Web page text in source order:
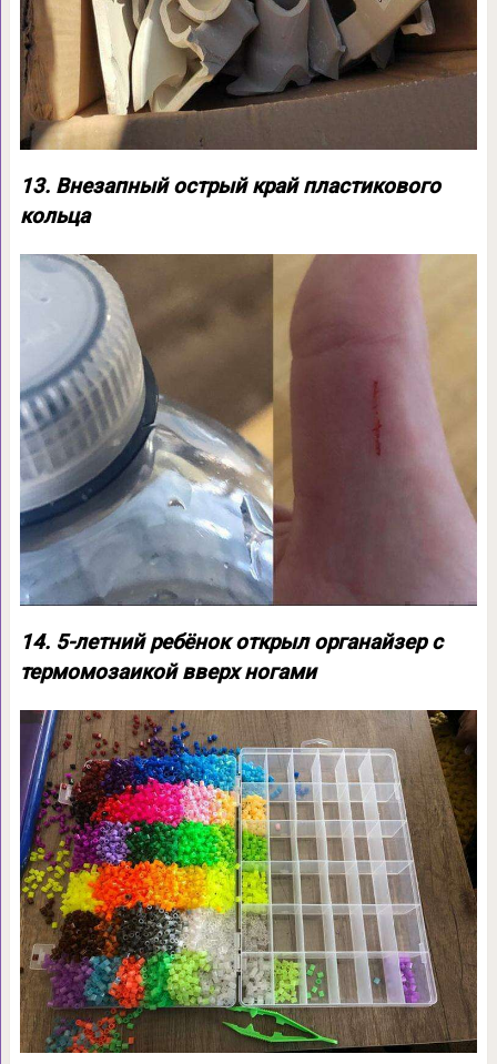
13. Внезапный острый край пластикового
кольца
14. 5-летний ребёнок открыл органайзер с
термомозаикой вверх ногами